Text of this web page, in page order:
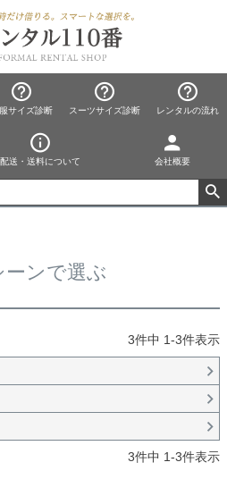
サイズ診断 スーツサイズ診断 レンタルの流れ
配送・送料について 会社概要
ーンで選ぶ
3件中 1-3件表示
3件中 1-3件表示